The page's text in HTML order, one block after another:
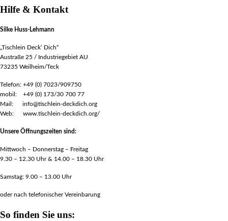
Hilfe & Kontakt
Silke Huss-Lehmann
„Tischlein Deck‘ Dich“
Austraße 25 / Industriegebiet AU
73235 Weilheim/Teck
Telefon: +49 (0) 7023/909750
mobil: +49 (0) 173/30 700 77
Mail: info@tischlein-deckdich.org
Web: www.tischlein-deckdich.org/
Unsere Öffnungszeiten sind:
Mittwoch – Donnerstag – Freitag
9.30 – 12.30 Uhr & 14.00 – 18.30 Uhr
Samstag: 9.00 – 13.00 Uhr
oder nach telefonischer Vereinbarung
So finden Sie uns: